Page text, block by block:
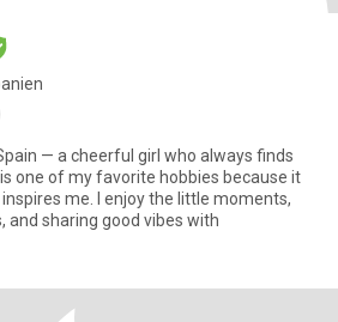
— a cheerful girl who always finds
one of my favorite hobbies because it
me. I enjoy the little moments,
and sharing good vibes with